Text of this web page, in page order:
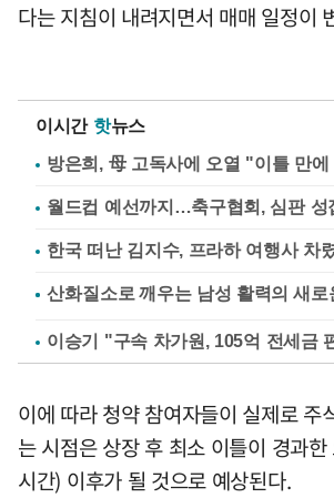
다는 지침이 내려지면서 매매 일정이
이시간 핫뉴스
방은희, 母 고독사에 오열 "이틀 만
월드컵 예선까지…축구협회, 심판 성
한국 떠난 김지수, 프라하 여행사 차
이승기 "구속 차가원, 105억 전세금
이에 따라 청약 참여자들이 실제로 주
는 시점은 상장 후 최소 이틀이 경과
시간) 이후가 될 것으로 예상된다.